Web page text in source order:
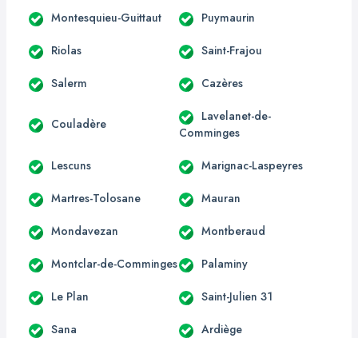
Montesquieu-Guittaut Puymaurin
Riolas Saint-Frajou
Salerm Cazères
Couladère
Lavelanet-de-
Comminges
Lescuns Marignac-Laspeyres
Martres-Tolosane Mauran
Mondavezan Montberaud
Montclar-de-Comminges Palaminy
Le Plan Saint-Julien 31
Sana Ardiège